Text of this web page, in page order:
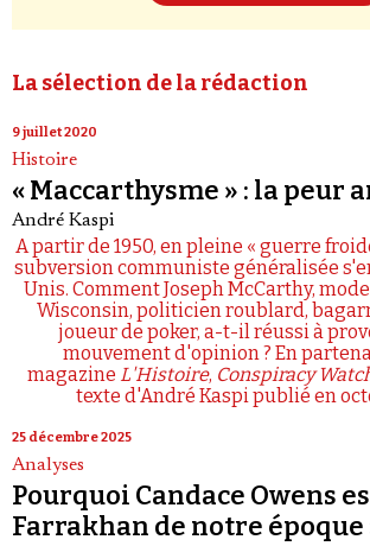
La sélection de la rédaction
9 juillet 2020
Histoire
« Maccarthysme » : la peur
André Kaspi
A partir de 1950, en pleine « guerre
subversion communiste généralisée
Unis. Comment Joseph McCarthy,
Wisconsin, politicien roublard,
joueur de poker, a-t-il réussi à
mouvement d'opinion ? En
magazine L'Histoire, Conspiracy
texte d'André Kaspi publié en
25 décembre 2025
Analyses
Pourquoi Candace Owens
Farrakhan de notre époque